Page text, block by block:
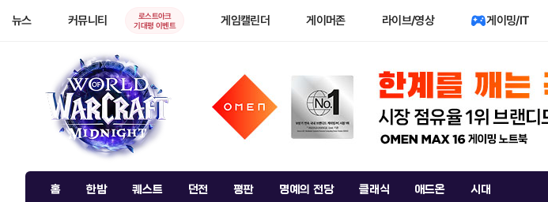
뉴스 커뮤니티
로스트아크
기대평 이벤트
게임캘린더 게이머존 라이브/영상 게이밍/IT
홈 한밤 퀘스트 던전 평판 명예의 전당 클래식 애드온 시대